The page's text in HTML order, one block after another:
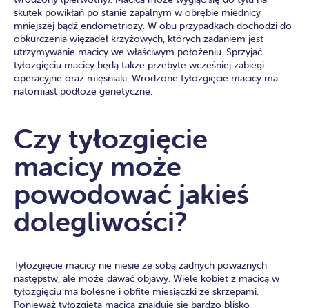
skutek powikłań po stanie zapalnym w obrębie miednicy
mniejszej bądź endometriozy. W obu przypadkach dochodzi do
obkurczenia więzadeł krzyżowych, których zadaniem jest
utrzymywanie macicy we właściwym położeniu. Sprzyjać
tyłozgięciu macicy będą także przebyte wcześniej zabiegi
operacyjne oraz mięśniaki. Wrodzone tyłozgięcie macicy ma
natomiast podłoże genetyczne.
Czy tyłozgięcie
macicy może
powodować jakieś
dolegliwości?
Tyłozgięcie macicy nie niesie ze sobą żadnych poważnych
następstw, ale może dawać objawy. Wiele kobiet z macicą w
tyłozgięciu ma bolesne i obfite miesiączki ze skrzepami.
Ponieważ tyłozgięta macica znajduje się bardzo blisko